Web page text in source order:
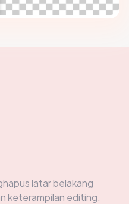
latar belakang
keterampilan editing.